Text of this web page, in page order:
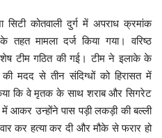
कोतवाली दुर्ग में अपराध क्रमांक
तहत मामला दर्ज किया गया। वरिष्ठ
टीम गठित की गई। टीम ने इलाके के
मदद से तीन संदिग्धों को हिरासत में
कि वे मृतक के साथ शराब और सिगरेट
उन्होंने पास पड़ी लकड़ी की बल्ली
कर हत्या कर दी और मौके से फरार हो